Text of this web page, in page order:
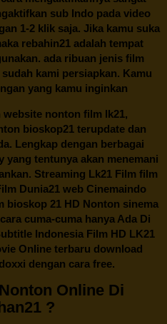
sub Indo pada video
1-2 klik saja. Jika kamu suka
rebahin21 adalah tempat
ada ribuan jenis film
kami persiapkan. Kamu
yang kamu inginkan
website nonton film lk21,
bioskop21 terupdate dan
Lengkap dengan berbagai
yang tentunya akan menemani
Streaming Lk21 Film film
Dunia21 web Cinemaindo
bioskop 21 HD Nonton sinema
cuma-cuma hanya Ada Di
Indonesia Film HD LK21
Online terbaru download
dengan cara free.
Online Di
?